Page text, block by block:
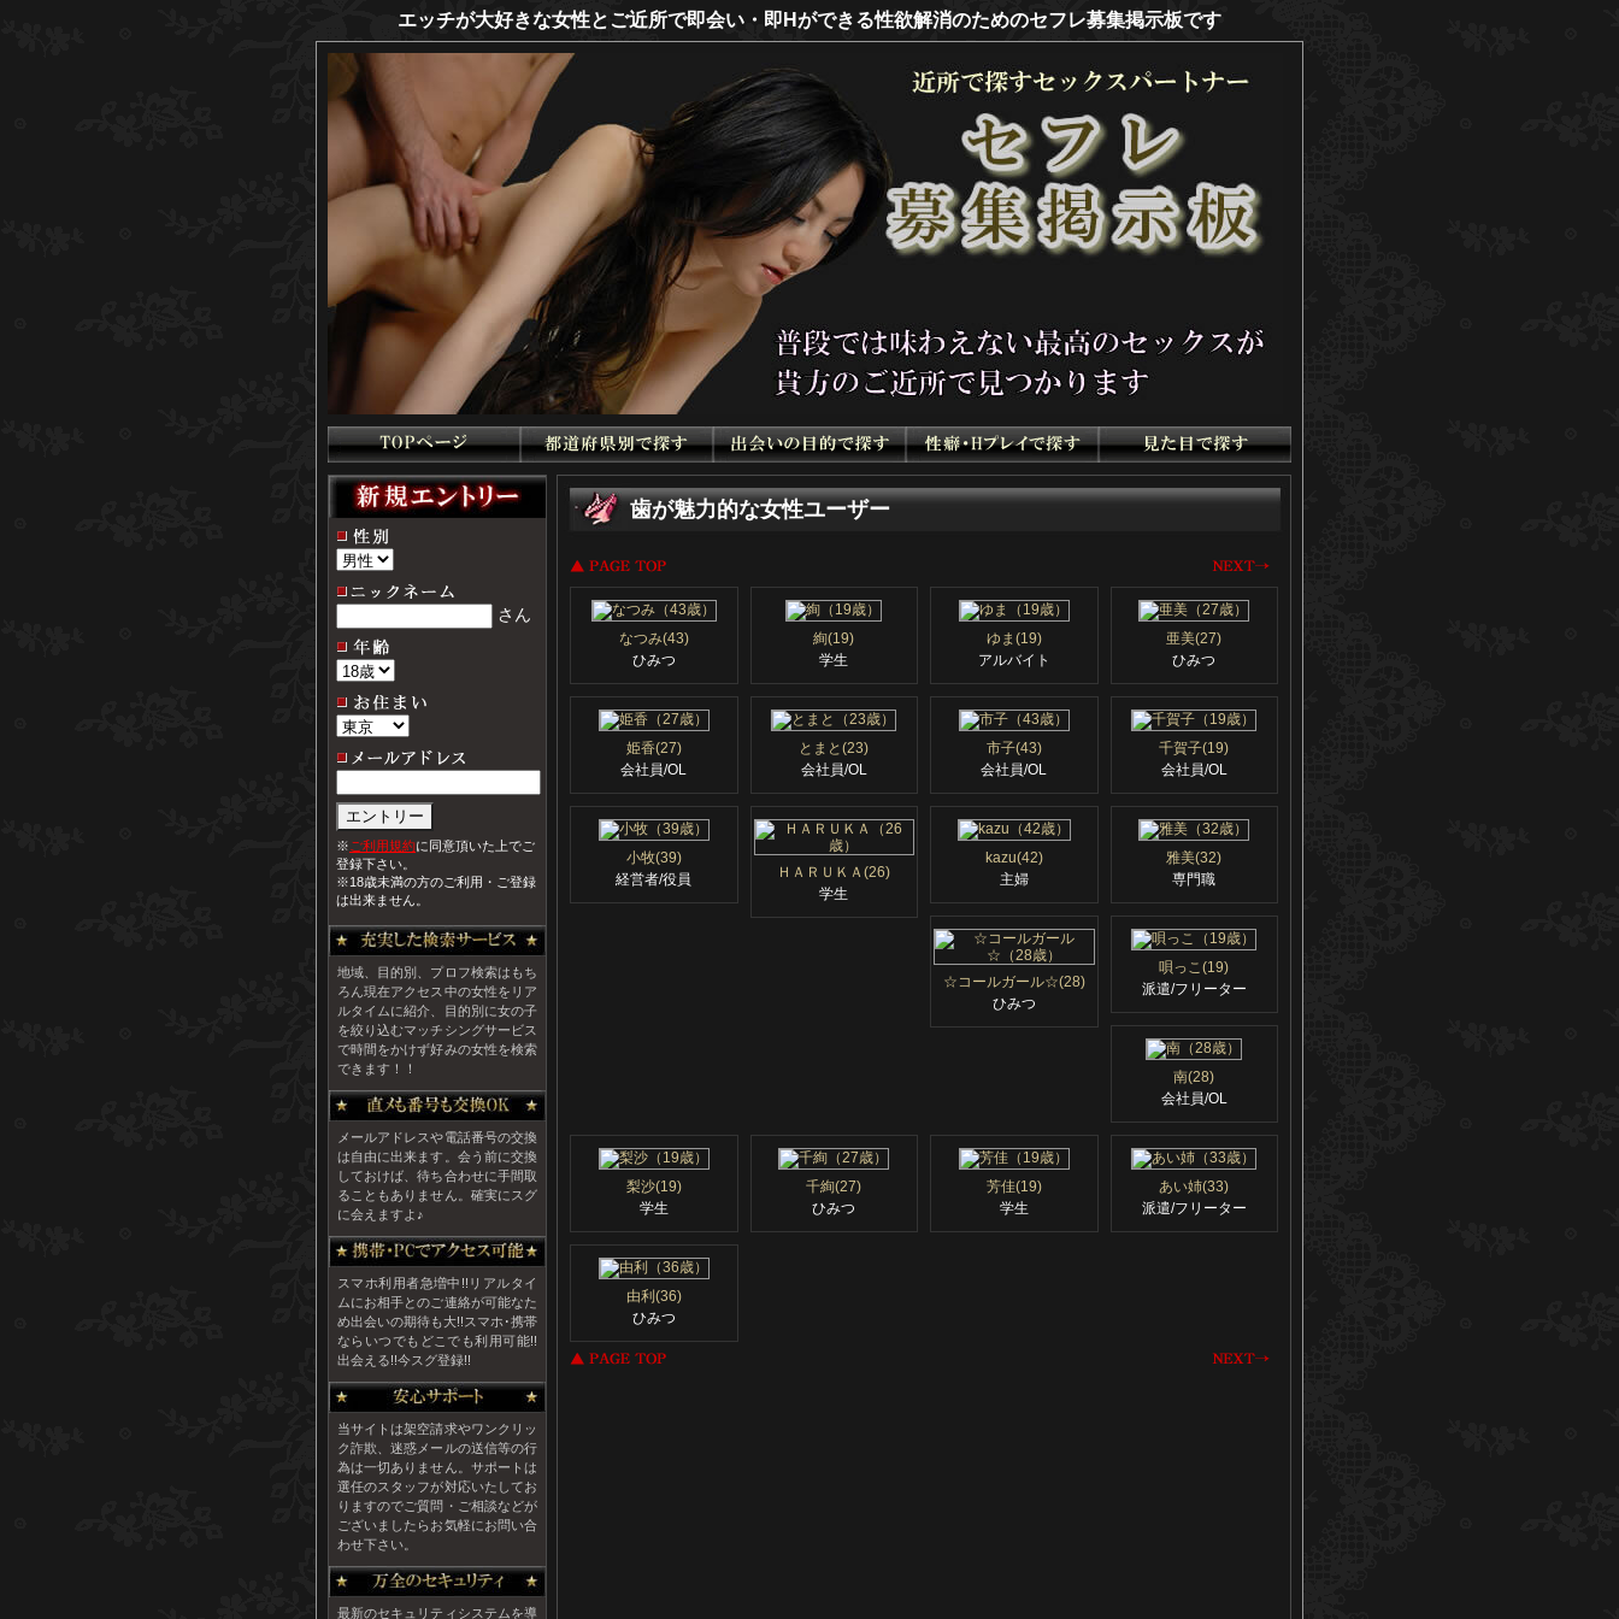
エッチが大好きな女性とご近所で即会い・即Hができる性欲解消のためのセフレ募集掲示板です
歯が魅力的な女性ユーザー
なつみ(43)
ひみつ
絢(19)
学生
ゆま(19)
アルバイト
亜美(27)
ひみつ
姫香(27)
会社員/OL
とまと(23)
会社員/OL
市子(43)
会社員/OL
千賀子(19)
会社員/OL
小牧(39)
経営者/役員
ＨＡＲＵＫＡ(26)
学生
kazu(42)
主婦
雅美(32)
専門職
☆コールガール☆(28)
ひみつ
唄っこ(19)
派遣/フリーター
南(28)
会社員/OL
梨沙(19)
学生
千絢(27)
ひみつ
芳佳(19)
学生
あい姉(33)
派遣/フリーター
由利(36)
ひみつ
地域、目的別、プロフ検索はもち
ろん現在アクセス中の女性をリア
ルタイムに紹介、目的別に女の子
を絞り込むマッチシングサービス
で時間をかけず好みの女性を検索
できます！！
メールアドレスや電話番号の交換
は自由に出来ます。会う前に交換
しておけば、待ち合わせに手間取
ることもありません。確実にスグ
に会えますよ♪
スマホ利用者急増中!!リアルタイ
ムにお相手とのご連絡が可能なた
め出会いの期待も大!!スマホ･携帯
ならいつでもどこでも利用可能!!
出会える!!今スグ登録!!
当サイトは架空請求やワンクリッ
ク詐欺、迷惑メールの送信等の行
為は一切ありません。サポートは
選任のスタッフが対応いたしてお
りますのでご質問・ご相談などが
ございましたらお気軽にお問い合
わせ下さい。
最新のセキュリティシステムを導